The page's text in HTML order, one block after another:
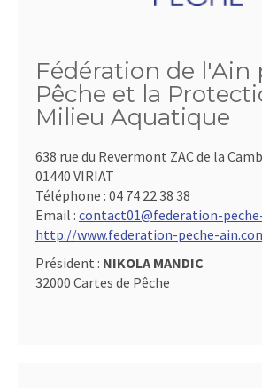
Fédération de l'Ain
Pêche et la
Milieu Aquatique
638 rue du Revermont ZAC de la
01440 VIRIAT
Téléphone : 04 74 22 38 38
Email : contact01@federation-
http://www.federation-peche-
Président : NIKOLA MANDIC
32000 Cartes de Pêche